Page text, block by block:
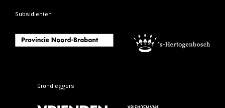
Subsidienten
Grondleggers